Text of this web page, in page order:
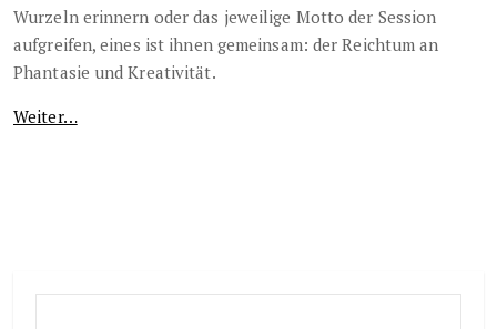
Wurzeln erinnern oder das jeweilige Motto der Session
aufgreifen, eines ist ihnen gemeinsam: der Reichtum an
Phantasie und Kreativität.
Weiter…